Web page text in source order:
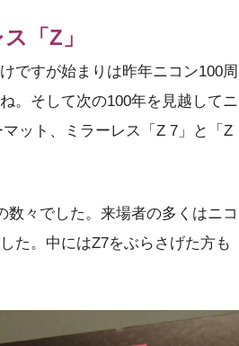
「Z」
ですが始まりは昨年ニコン100周
。そして次の100年を見越してニ
ット、ミラーレス「Z 7」と「Z
々でした。来場者の多くはニコ
た。中にはZ7をぶらさげた方も